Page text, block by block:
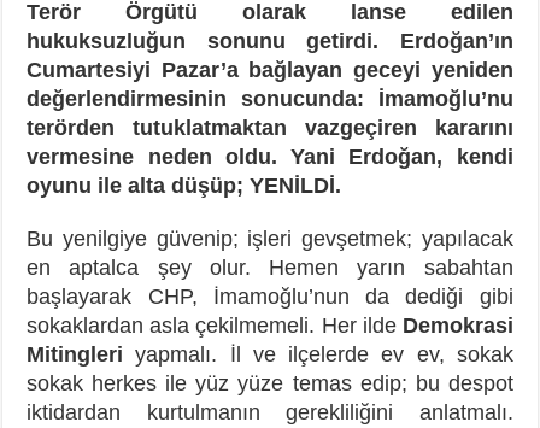
Terör Örgütü olarak lanse edilen
hukuksuzluğun sonunu getirdi. Erdoğan’ın
Cumartesiyi Pazar’a bağlayan geceyi yeniden
değerlendirmesinin sonucunda: İmamoğlu’nu
terörden tutuklatmaktan vazgeçiren kararını
vermesine neden oldu. Yani Erdoğan, kendi
oyunu ile alta düşüp; YENİLDİ.
Bu yenilgiye güvenip; işleri gevşetmek; yapılacak
en aptalca şey olur. Hemen yarın sabahtan
başlayarak CHP, İmamoğlu’nun da dediği gibi
sokaklardan asla çekilmemeli. Her ilde Demokrasi
Mitingleri yapmalı. İl ve ilçelerde ev ev, sokak
sokak herkes ile yüz yüze temas edip; bu despot
iktidardan kurtulmanın gerekliliğini anlatmalı.